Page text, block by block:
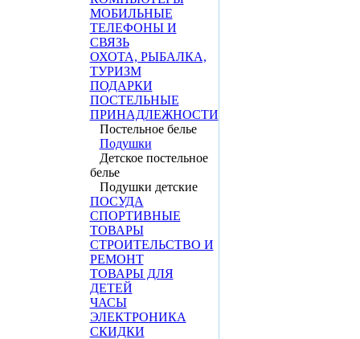
МОБИЛЬНЫЕ
ТЕЛЕФОНЫ И
СВЯЗЬ
ОХОТА, РЫБАЛКА,
ТУРИЗМ
ПОДАРКИ
ПОСТЕЛЬНЫЕ
ПРИНАДЛЕЖНОСТИ
Постельное белье
Подушки
Детское постельное
белье
Подушки детские
ПОСУДА
СПОРТИВНЫЕ
ТОВАРЫ
СТРОИТЕЛЬСТВО И
РЕМОНТ
ТОВАРЫ ДЛЯ
ДЕТЕЙ
ЧАСЫ
ЭЛЕКТРОНИКА
СКИДКИ